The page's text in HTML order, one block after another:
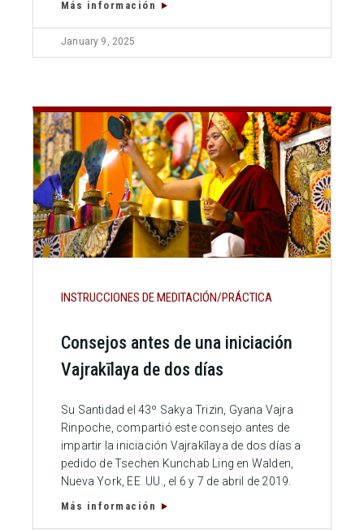
Más información
January 9, 2025
INSTRUCCIONES DE MEDITACIÓN/PRÁCTICA
Consejos antes de una iniciación
Vajrakīlaya de dos días
Su Santidad el 43º Sakya Trizin, Gyana Vajra
Rinpoche, compartió este consejo antes de
impartir la iniciación Vajrakīlaya de dos días a
pedido de Tsechen Kunchab Ling en Walden,
Nueva York, EE. UU., el 6 y 7 de abril de 2019.
Más información